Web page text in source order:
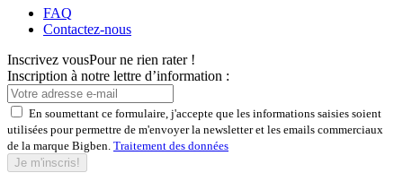
FAQ
Contactez-nous
Inscrivez vousPour ne rien rater !
Inscription à notre lettre d’information :
En soumettant ce formulaire, j'accepte que les informations saisies soient
utilisées pour permettre de m'envoyer la newsletter et les emails commerciaux
de la marque Bigben. Traitement des données
Je m'inscris!